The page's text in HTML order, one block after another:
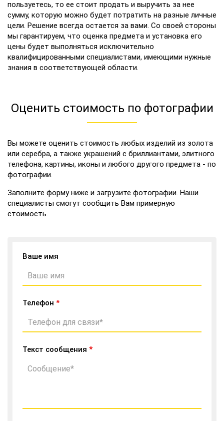
пользуетесь, то ее стоит продать и выручить за нее
сумму, которую можно будет потратить на разные личные
цели. Решение всегда остается за вами. Со своей стороны
мы гарантируем, что оценка предмета и установка его
цены будет выполняться исключительно
квалифицированными специалистами, имеющими нужные
знания в соответствующей области.
Оценить стоимость по фотографии
Вы можете оценить стоимость любых изделий из золота
или серебра, а также украшений с бриллиантами, элитного
телефона, картины, иконы и любого другого предмета - по
фотографии.
Заполните форму ниже и загрузите фотографии. Наши
специалисты смогут сообщить Вам примерную
стоимость.
Ваше имя
Телефон *
Текст сообщения *